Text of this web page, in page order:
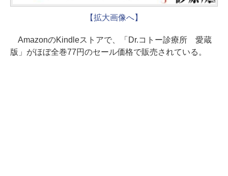
【拡大画像へ】
AmazonのKindleストアで、「Dr.コトー診療所 愛蔵
版」がほぼ全巻77円のセール価格で販売されている。